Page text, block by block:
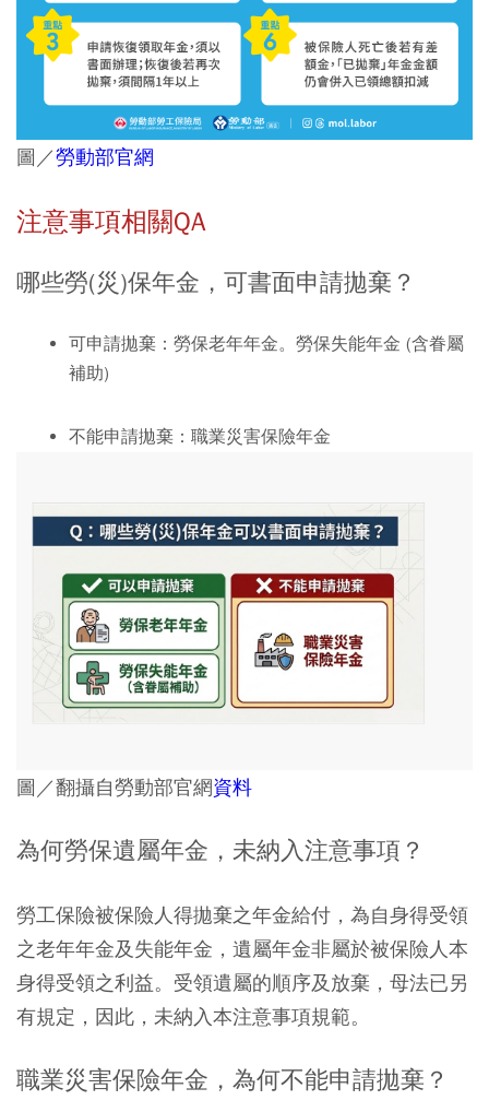
圖／勞動部官網
注意事項相關QA
哪些勞(災)保年金，可書面申請拋棄？
可申請拋棄： 勞保老年年金。勞保失能年金 (含眷屬
補助)
不能申請拋棄： 職業災害保險年金
圖／翻攝自勞動部官網資料
為何勞保遺屬年金，未納入注意事項？
勞工保險被保險人得拋棄之年金給付，為自身得受領
之老年年金及失能年金，遺屬年金非屬於被保險人本
身得受領之利益。受領遺屬的順序及放棄，母法已另
有規定，因此，未納入本注意事項規範。
職業災害保險年金，為何不能申請拋棄？